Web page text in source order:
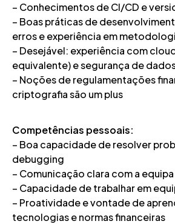
– Conhecimentos de CI/CD e
– Boas práticas de
erros e experiência em
– Desejável: experiência com
equivalente) e segurança de
– Noções de regulamentações
criptografia são um plus
Competências pessoais:
– Boa capacidade de resolver
debugging
– Comunicação clara com a
– Capacidade de trabalhar em
– Proatividade e vontade de
tecnologias e normas financeiras